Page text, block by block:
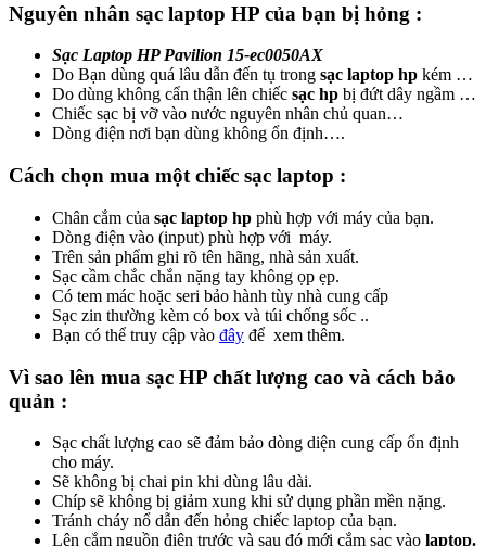
Nguyên nhân sạc laptop HP của bạn bị hỏng :
Sạc Laptop HP Pavilion 15-ec0050AX
Do Bạn dùng quá lâu dẫn đến tụ trong sạc laptop hp kém …
Do dùng không cẩn thận lên chiếc sạc hp bị đứt dây ngầm …
Chiếc sạc bị vỡ vào nước nguyên nhân chủ quan…
Dòng điện nơi bạn dùng không ổn định….
Cách chọn mua một chiếc sạc laptop :
Chân cắm của sạc laptop hp phù hợp với máy của bạn.
Dòng điện vào (input) phù hợp với máy.
Trên sản phẩm ghi rõ tên hãng, nhà sản xuất.
Sạc cầm chắc chắn nặng tay không ọp ẹp.
Có tem mác hoặc seri bảo hành tùy nhà cung cấp
Sạc zin thường kèm có box và túi chống sốc ..
Bạn có thể truy cập vào đây để xem thêm.
Vì sao lên mua sạc HP chất lượng cao và cách bảo
quản :
Sạc chất lượng cao sẽ đảm bảo dòng diện cung cấp ổn định
cho máy.
Sẽ không bị chai pin khi dùng lâu dài.
Chíp sẽ không bị giảm xung khi sử dụng phần mền nặng.
Tránh cháy nổ dẫn đến hỏng chiếc laptop của bạn.
Lên cắm nguồn điện trước và sau đó mới cắm sạc vào laptop.